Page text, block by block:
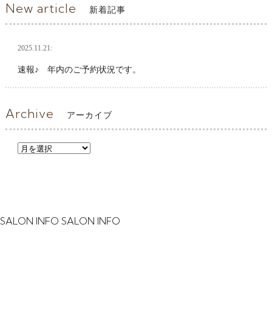
New article 新着記事
2025.11.21:
速報♪ 年内のご予約状況です。
Archive アーカイブ
SALON INFO SALON INFO